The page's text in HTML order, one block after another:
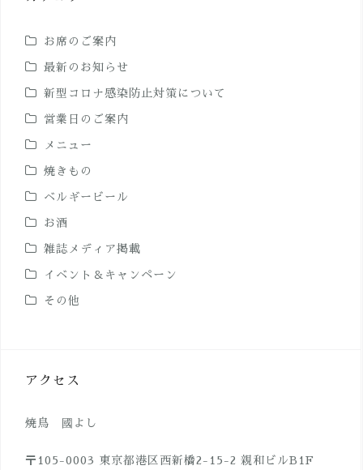
お席のご案内
最新のお知らせ
新型コロナ感染防止対策について
営業日のご案内
メニュー
焼きもの
ベルギービール
お酒
雑誌メディア掲載
イベント＆キャンペーン
その他
アクセス
焼鳥 國よし
〒105-0003 東京都港区西新橋2-15-2 親和ビルB1F